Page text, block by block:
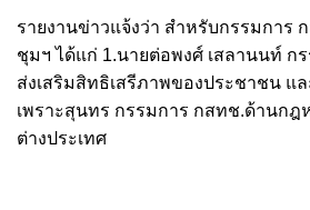
รายงานข่าวแจ้งว่า สำหรับกรรมการ
ชุมฯ ได้แก่ 1.นายต่อพงศ์ เสลานนท์ ก
ส่งเสริมสิทธิเสรีภาพของประชาชน แ
เพราะสุนทร กรรมการ กสทช.ด้านกฎ
ต่างประเทศ